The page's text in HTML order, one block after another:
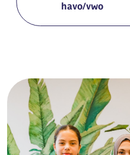
havo/vwo